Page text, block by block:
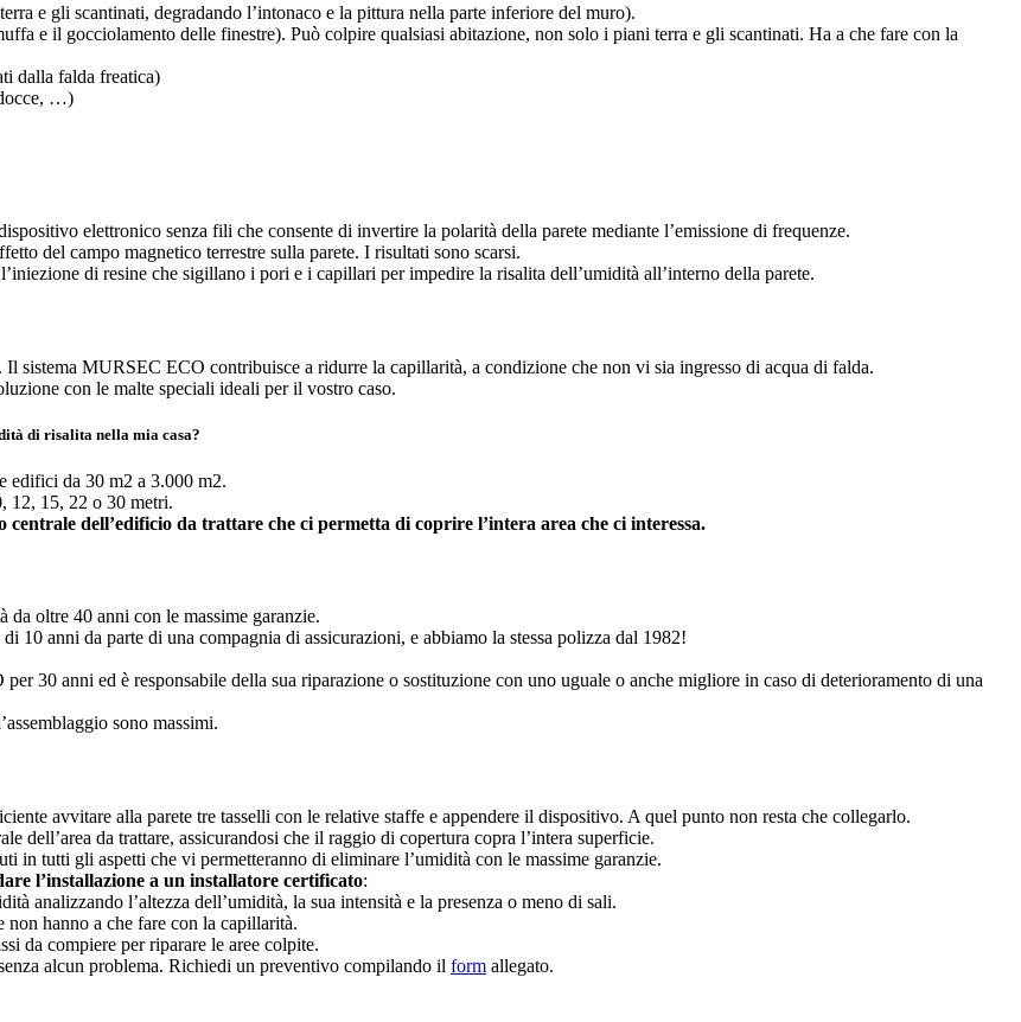
e gli scantinati, degradando l’intonaco e la pittura nella parte inferiore del muro).
e il gocciolamento delle finestre). Può colpire qualsiasi abitazione, non solo i piani terra e gli scantinati. Ha a che fare con la
dalla falda freatica)
…)
elettronico senza fili che consente di invertire la polarità della parete mediante l’emissione di frequenze.
del campo magnetico terrestre sulla parete. I risultati sono scarsi.
di resine che sigillano i pori e i capillari per impedire la risalita dell’umidità all’interno della parete.
sistema MURSEC ECO contribuisce a ridurre la capillarità, a condizione che non vi sia ingresso di acqua di falda.
con le malte speciali ideali per il vostro caso.
di risalita nella mia casa?
edifici da 30 m2 a 3.000 m2.
12, 15, 22 o 30 metri.
dell’edificio da trattare che ci permetta di coprire l’intera area che ci interessa.
oltre 40 anni con le massime garanzie.
10 anni da parte di una compagnia di assicurazioni, e abbiamo la stessa polizza dal 1982!
30 anni ed è responsabile della sua riparazione o sostituzione con uno uguale o anche migliore in caso di deterioramento di una
sono massimi.
avvitare alla parete tre tasselli con le relative staffe e appendere il dispositivo. A quel punto non resta che collegarlo.
dell’area da trattare, assicurandosi che il raggio di copertura copra l’intera superficie.
in tutti gli aspetti che vi permetteranno di eliminare l’umidità con le massime garanzie.
l’installazione a un installatore certificato:
analizzando l’altezza dell’umidità, la sua intensità e la presenza o meno di sali.
hanno a che fare con la capillarità.
da compiere per riparare le aree colpite.
alcun problema. Richiedi un preventivo compilando il form allegato.